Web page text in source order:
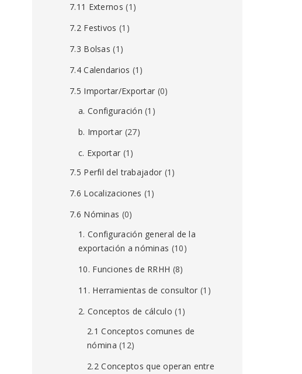
7.11 Externos (1)
7.2 Festivos (1)
7.3 Bolsas (1)
7.4 Calendarios (1)
7.5 Importar/Exportar (0)
a. Configuración (1)
b. Importar (27)
c. Exportar (1)
7.5 Perfil del trabajador (1)
7.6 Localizaciones (1)
7.6 Nóminas (0)
1. Configuración general de la
exportación a nóminas (10)
10. Funciones de RRHH (8)
11. Herramientas de consultor (1)
2. Conceptos de cálculo (1)
2.1 Conceptos comunes de
nómina (12)
2.2 Conceptos que operan entre